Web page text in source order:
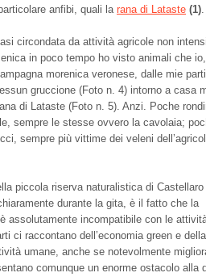
anfibi, quali la rana di Lataste (1).
circondata da attività agricole non
in poco tempo ho visto animali che io,
morenica veronese, dalle mie
gruccione (Foto n. 4) intorno a casa
di Lataste (Foto n. 5). Anzi. Poche
sempre le stesse ovvero la cavolaia;
sempre più vittime dei veleni
piccola riserva naturalistica di Castellaro
durante la gita, è il fatto che la
assolutamente incompatibile con le
ci raccontano dell’economia green e della
umane, anche se notevolmente
comunque un enorme ostacolo alla